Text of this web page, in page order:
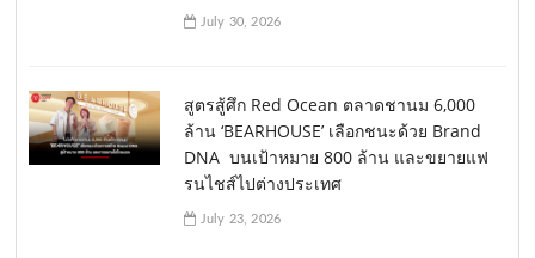
July 30, 2026
สูตรสู้ศึก Red Ocean ตลาดชานม 6,000
ล้าน ‘BEARHOUSE’ เลือกชนะด้วย Brand
DNA บนเป้าหมาย 800 ล้าน และขยายแฟ
รนไชส์ไปต่างประเทศ
July 23, 2026